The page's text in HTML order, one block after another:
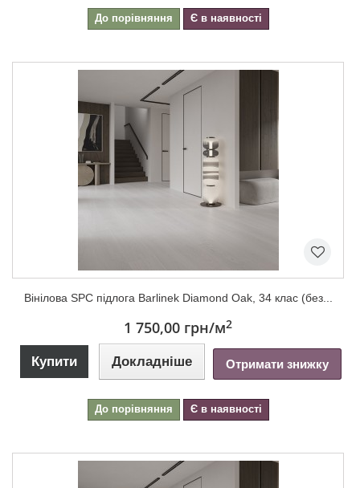
До порівняння Є в наявності
Вінілова SPC підлога Barlinek Diamond Oak, 34 клас (без...
1 750,00 грн/м2
Купити Докладніше Отримати знижку
До порівняння Є в наявності